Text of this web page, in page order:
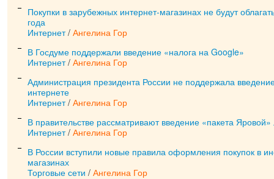
Покупки в зарубежных интернет-магазинах не будут
года
Интернет/ Ангелина Гор
В Госдуме поддержали введение «налога на Google»
Интернет/ Ангелина Гор
Администрация президента России не поддержала
интернете
Интернет/ Ангелина Гор
В правительстве рассматривают введение «пакета
Интернет/ Ангелина Гор
В России вступили новые правила оформления покупок в
магазинах
Торговые сети / Ангелина Гор